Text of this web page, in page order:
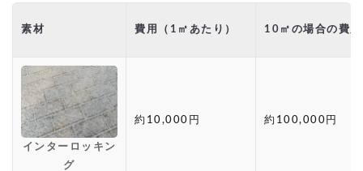
素材 費用（1㎡あたり） 10㎡の場合の費用
インターロッキン
グ
約10,000円 約100,000円